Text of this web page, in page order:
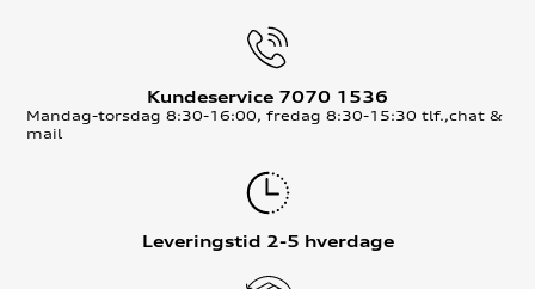
Kundeservice 7070 1536
Mandag-torsdag 8:30-16:00, fredag 8:30-15:30 tlf.,chat &
mail
Leveringstid 2-5 hverdage